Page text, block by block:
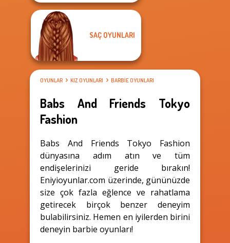
SAÇ OYUNLARI
OYUNLAR KIZ OYUNLARI BARBIE OYUNLARI
Babs And Friends Tokyo
Fashion
Babs And Friends Tokyo Fashion
dünyasına adım atın ve tüm
endişelerinizi geride bırakın!
Eniyioyunlar.com üzerinde, gününüzde
size çok fazla eğlence ve rahatlama
getirecek birçok benzer deneyim
bulabilirsiniz. Hemen en iyilerden birini
deneyin barbie oyunları!